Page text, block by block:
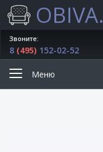
OBIVA.
Звоните:
8 (495) 152-02-52
Меню